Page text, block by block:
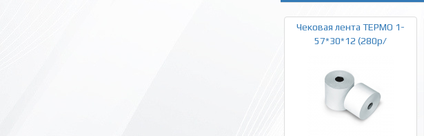
Чековая лента ТЕРМО 1-
57*30*12 (280р/